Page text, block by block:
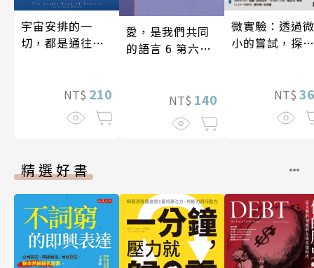
宇宙安排的一
切，都是通往豐
NT$ 210
愛，是我們共同
的語言 6 第六屆
NT$ 140
微實驗：透過微
小的嘗試，探索
NT$
精選好書